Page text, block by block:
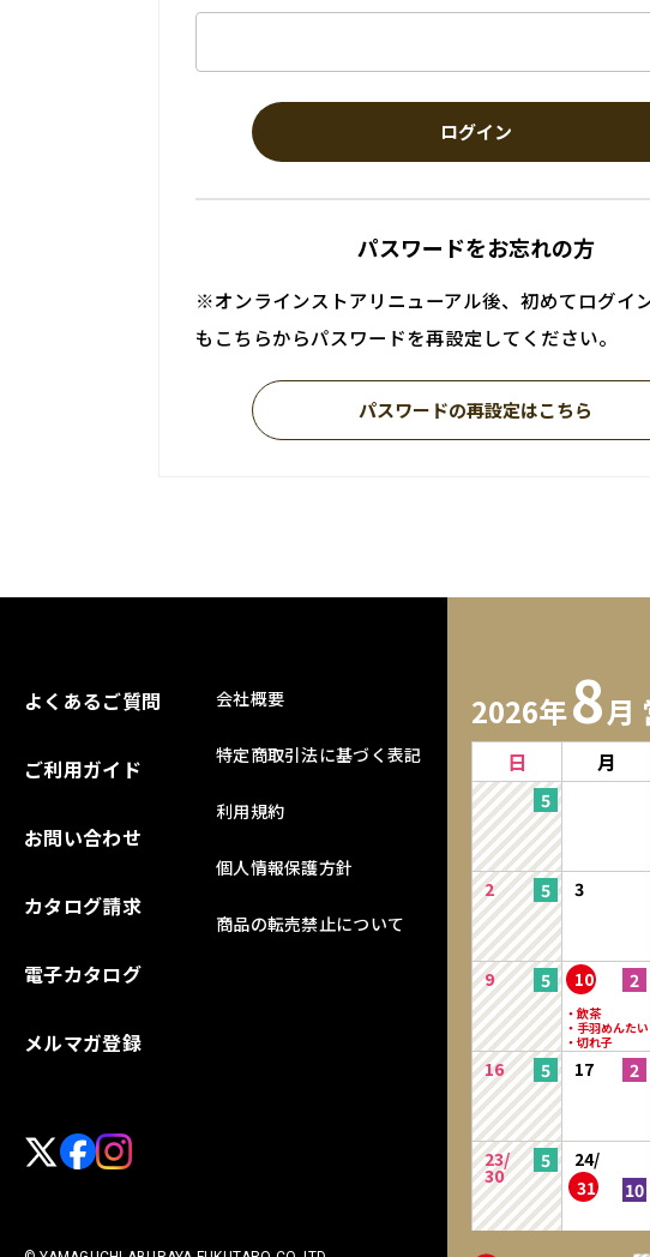
ログイン
パスワードをお忘れの方
※オンラインストアリニューアル後、初めてログイ
もこちらからパスワードを再設定してください。
パスワードの再設定はこちら
2026年8月
日 月
2 3
9 10
16 17
23/
30
24/
31
よくあるご質問
ご利用ガイド
お問い合わせ
カタログ請求
電子カタログ
メルマガ登録
会社概要
特定商取引法に基づく表記
利用規約
個人情報保護方針
商品の転売禁止について